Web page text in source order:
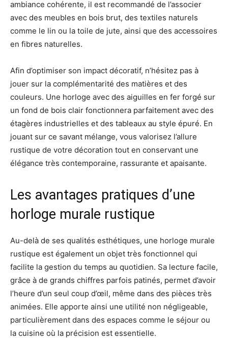
ambiance cohérente, il est recommandé de l’associer
avec des meubles en bois brut, des textiles naturels
comme le lin ou la toile de jute, ainsi que des accessoires
en fibres naturelles.
Afin d’optimiser son impact décoratif, n’hésitez pas à
jouer sur la complémentarité des matières et des
couleurs. Une horloge avec des aiguilles en fer forgé sur
un fond de bois clair fonctionnera parfaitement avec des
étagères industrielles et des tableaux au style épuré. En
jouant sur ce savant mélange, vous valorisez l’allure
rustique de votre décoration tout en conservant une
élégance très contemporaine, rassurante et apaisante.
Les avantages pratiques d’une
horloge murale rustique
Au-delà de ses qualités esthétiques, une horloge murale
rustique est également un objet très fonctionnel qui
facilite la gestion du temps au quotidien. Sa lecture facile,
grâce à de grands chiffres parfois patinés, permet d’avoir
l’heure d’un seul coup d’œil, même dans des pièces très
animées. Elle apporte ainsi une utilité non négligeable,
particulièrement dans des espaces comme le séjour ou
la cuisine où la précision est essentielle.